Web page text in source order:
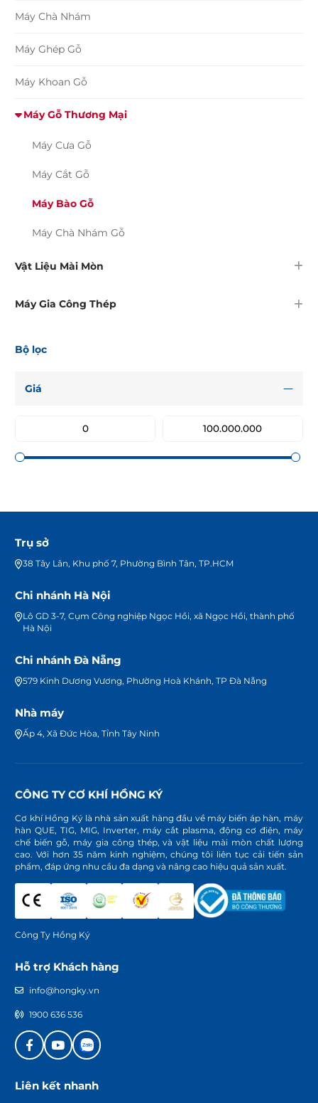
Máy Chà Nhám
Máy Ghép Gỗ
Máy Khoan Gỗ
Máy Gỗ Thương Mại
Máy Cưa Gỗ
Máy Cắt Gỗ
Máy Bào Gỗ
Máy Chà Nhám Gỗ
Vật Liệu Mài Mòn
Máy Gia Công Thép
Bộ lọc
Giá
Trụ sở
38 Tây Lân, Khu phố 7, Phường Bình Tân, TP.HCM
Chi nhánh Hà Nội
Lô GD 3-7, Cụm Công nghiệp Ngọc Hồi, xã Ngọc Hồi, thành phố
Hà Nội
Chi nhánh Đà Nẵng
579 Kinh Dương Vương, Phường Hoà Khánh, TP Đà Nẵng
Nhà máy
Ấp 4, Xã Đức Hòa, Tỉnh Tây Ninh
CÔNG TY CƠ KHÍ HỒNG KÝ
Cơ khí Hồng Ký là nhà sản xuất hàng đầu về máy biến áp hàn, máy
hàn QUE, TIG, MIG, Inverter, máy cắt plasma, động cơ điện, máy
chế biến gỗ, máy gia công thép, và vật liệu mài mòn chất lượng
cao. Với hơn 35 năm kinh nghiệm, chúng tôi liên tục cải tiến sản
phẩm, đáp ứng nhu cầu đa dạng và nâng cao hiệu quả sản xuất.
Công Ty Hồng Ký
Hỗ trợ Khách hàng
info@hongky.vn
1900 636 536
Liên kết nhanh